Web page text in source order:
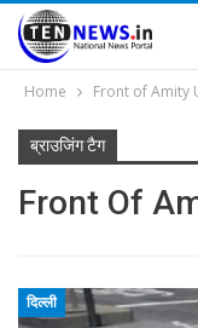
Home Front of Amity
ब्राउजिंग टैग
Front Of
दिल्ली